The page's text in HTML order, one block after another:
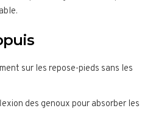
sur les repose-pieds sans les
des genoux pour absorber les